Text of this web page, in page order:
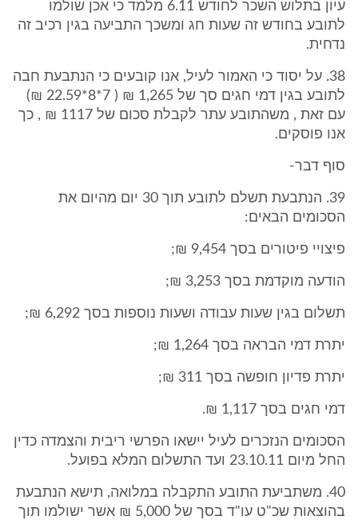
עיון בתלוש השכר לחודש 6.11 מלמד כי אכן שולמו
לתובע בחודש זה שעות חג ומשכך התביעה בגין רכיב זה
נדחית.
38. על יסוד כי האמור לעיל, אנו קובעים כי הנתבעת חבה
לתובע בגין דמי חגים סך של 1,265 ₪ ( 7*8*22.59 ₪)
עם זאת , משהתובע עתר לקבלת סכום של 1117 ₪ , כך
אנו פוסקים.
סוף דבר-
39. הנתבעת תשלם לתובע תוך 30 יום מהיום את
הסכומים הבאים:
פיצויי פיטורים בסך 9,454 ₪;
הודעה מוקדמת בסך 3,253 ₪;
תשלום בגין שעות עבודה ושעות נוספות בסך 6,292 ₪;
יתרת דמי הבראה בסך 1,264 ₪;
יתרת פדיון חופשה בסך 311 ₪;
דמי חגים בסך 1,117 ₪.
הסכומים הנזכרים לעיל יישאו הפרשי ריבית והצמדה כדין
החל מיום 23.10.11 ועד התשלום המלא בפועל.
40. משתביעת התובע התקבלה במלואה, תישא הנתבעת
בהוצאות שכ"ט עו"ד בסך של 5,000 ₪ אשר ישולמו תוך